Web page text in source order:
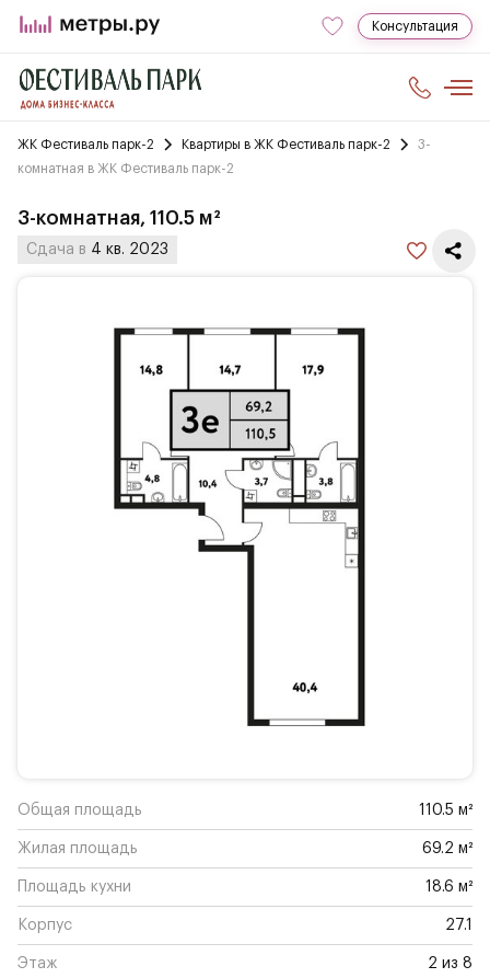
Консультация
ЖК Фестиваль парк-2 Квартиры в ЖК Фестиваль парк-2
3-
комнатная в ЖК Фестиваль парк-2
3-комнатная, 110.5 м²
Сдача в 4 кв. 2023
Общая площадь 110.5 м²
Жилая площадь 69.2 м²
Площадь кухни 18.6 м²
Корпус 27.1
Этаж 2 из 8